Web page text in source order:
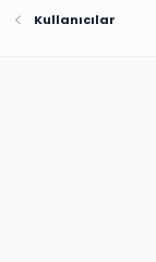
Kullanıcılar